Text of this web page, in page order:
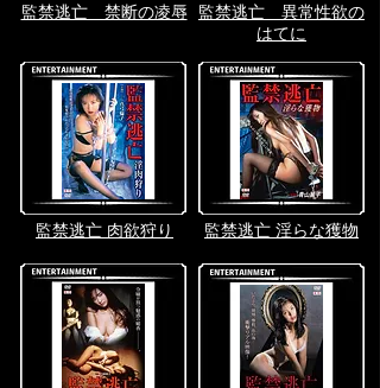
監禁逃亡 禁断の凌辱
監禁逃亡 肉欲狩り 監禁逃亡 淫らな獲物
​監禁逃亡 異常性欲の
はてに